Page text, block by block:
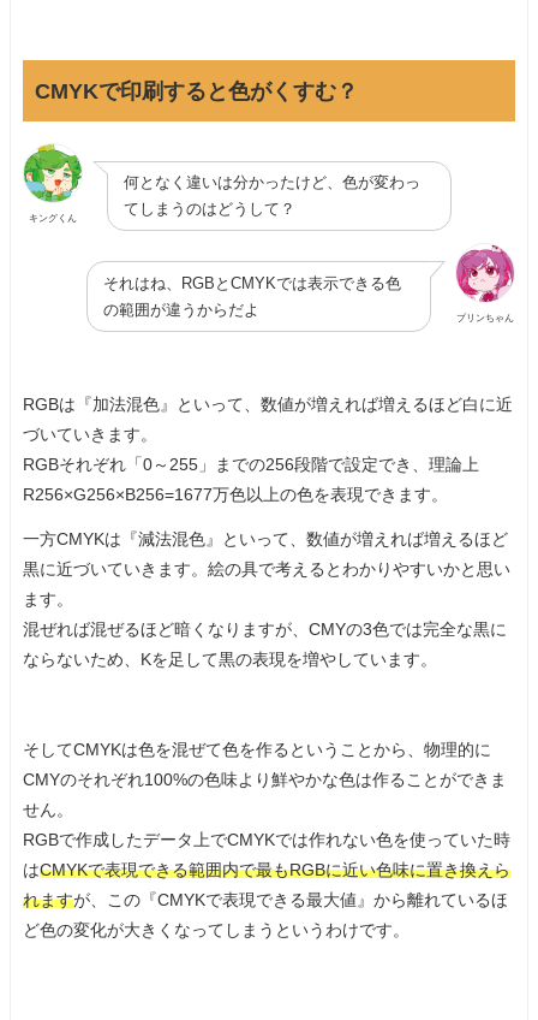
CMYKで印刷すると色がくすむ？
キングくん
何となく違いは分かったけど、色が変わっ
てしまうのはどうして？
プリンちゃん
それはね、RGBとCMYKでは表示できる色
の範囲が違うからだよ
RGBは『加法混色』といって、数値が増えれば増えるほど白に近
づいていきます。
RGBそれぞれ「0～255」までの256段階で設定でき、理論上
R256×G256×B256=1677万色以上の色を表現できます。
一方CMYKは『減法混色』といって、数値が増えれば増えるほど
黒に近づいていきます。絵の具で考えるとわかりやすいかと思い
ます。
混ぜれば混ぜるほど暗くなりますが、CMYの3色では完全な黒に
ならないため、Kを足して黒の表現を増やしています。
そしてCMYKは色を混ぜて色を作るということから、物理的に
CMYのそれぞれ100%の色味より鮮やかな色は作ることができま
せん。
RGBで作成したデータ上でCMYKでは作れない色を使っていた時
はCMYKで表現できる範囲内で最もRGBに近い色味に置き換えら
れますが、この『CMYKで表現できる最大値』から離れているほ
ど色の変化が大きくなってしまうというわけです。